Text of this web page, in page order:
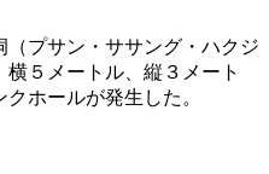
（プサン・ササング・ハクジ
５メートル、縦３メート
クホールが発生した。